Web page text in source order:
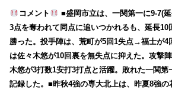
コメント
■盛岡市立は、一関第一に9-7(
3点を奪われて同点に追いつかれるも、延長10
勝った。投手陣は、荒町が5回1失点→福士が4
は佐々木悠が10回裏を無失点に抑えた。攻撃
木悠が3打数1安打3打点と活躍。敗れた一関第
記録した。■昨秋4強の専大北上は、昨夏8強の